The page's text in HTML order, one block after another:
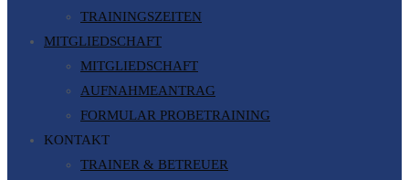
TRAININGSZEITEN
MITGLIEDSCHAFT
MITGLIEDSCHAFT
AUFNAHMEANTRAG
FORMULAR PROBETRAINING
KONTAKT
TRAINER & BETREUER